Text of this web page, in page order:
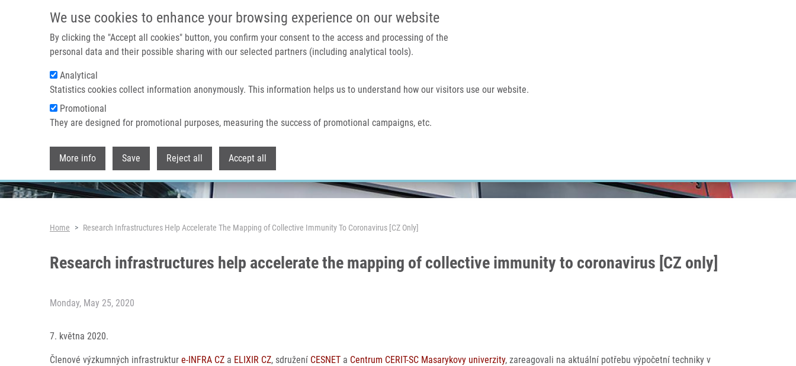
We use cookies to enhance your browsing experience on our website
By clicking the "Accept all cookies" button, you confirm your consent to the access and processing of the
personal data and their possible sharing with our selected partners (including analytical tools).
Analytical
Statistics cookies collect information anonymously. This information helps us to understand how our visitors use our website.
Promotional
They are designed for promotional purposes, measuring the success of promotional campaigns, etc.
More info Save Reject all Accept all
Home About us
Header image
Breadcrumb
Home Research Infrastructures Help Accelerate The Mapping of Collective Immunity To Coronavirus [CZ Only]
Research infrastructures help accelerate the mapping of collective immunity to coronavirus [CZ only]
Monday, May 25, 2020
7. května 2020.
Členové výzkumných infrastruktur e-INFRA CZ a ELIXIR CZ, sdružení CESNET a Centrum CERIT-SC Masarykovy univerzity, zareagovali na aktuální potřebu výpočetní techniky v